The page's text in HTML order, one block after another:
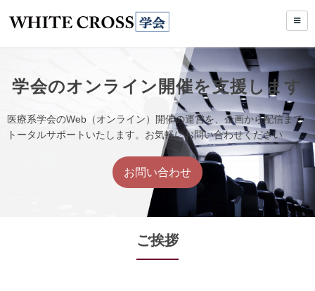
学会のオンライン開催を支援します
医療系学会のWeb（オンライン）開催の運営を、企画から配信まで
トータルサポートいたします。お気軽にお問い合わせください
お問い合わせ
ご挨拶